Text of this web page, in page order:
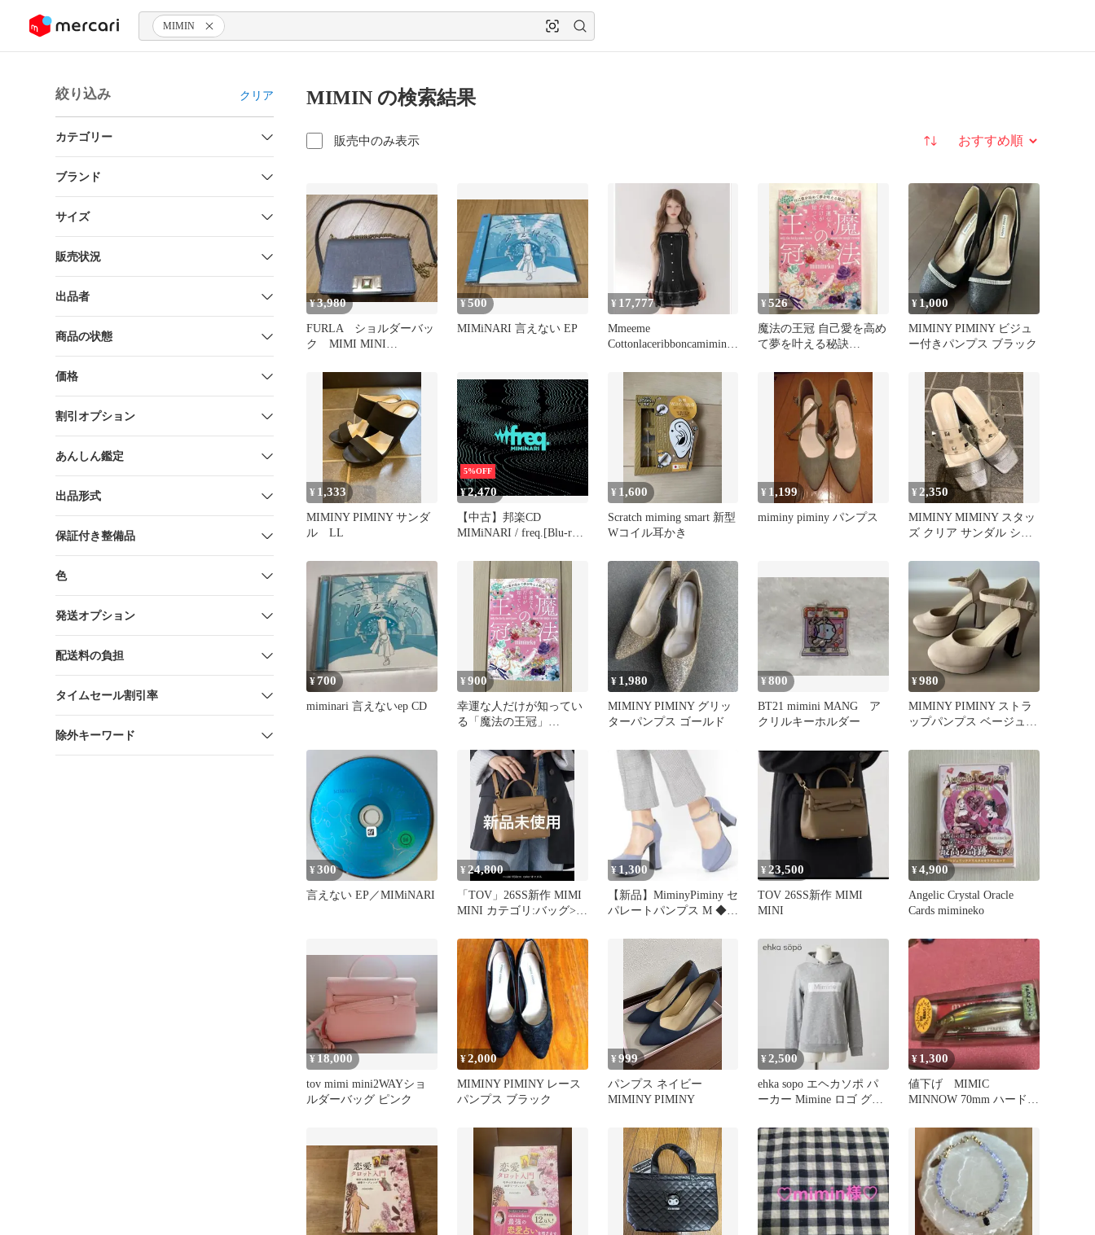
ツにスキップ MIMIN
絞り込み クリア
カテゴリー
ブランド
サイズ
販売状況
出品者
商品の状態
価格
割引オプション
あんしん鑑定
出品形式
保証付き整備品
色
発送オプション
配送料の負担
タイムセール割引率
除外キーワード
MIMIN の検索結果
販売中のみ表示 並び替え
¥3,980
FURLA ショルダーバッ
ク MIMI MINI
¥500
MIMiNARI 言えない EP
¥ 17,777
Mmeeme
Cottonlaceribboncamimini
¥526
魔法の王冠 自己愛を高め
て夢を叶える秘訣
¥ 1,000
MIMINY PIMINY ビジュ
ー付きパンプス ブラック
¥ 1,333
MIMINY PIMINY サンダ
ル LL
5%OFF
¥2,470
【中古】邦楽CD
MIMiNARI / freq.[Blu-ray
¥ 1,600
Scratch miming smart 新型
Wコイル耳かき
¥ 1,199
miminy piminy パンプス
¥ 2,350
MIMINY MIMINY スタッ
ズ クリア サンダル シル
¥700
miminari 言えないep CD
¥900
幸運な人だけが知ってい
る「魔法の王冠」
¥ 1,980
MIMINY PIMINY グリッ
ターパンプス ゴールド
¥800
BT21 mimini MANG ア
クリルキーホルダー
¥980
MIMINY PIMINY ストラ
ップパンプス ベージュ
¥300
言えない EP／MIMiNARI
¥ 24,800
「TOV」26SS新作 MIMI
MINI カテゴリ:バッグ>ハ
¥ 1,300
【新品】MiminyPiminy セ
パレートパンプス M ◆ミ
¥23,500
TOV 26SS新作 MIMI
MINI
¥4,900
Angelic Crystal Oracle
Cards mimineko
¥ 18,000
tov mimi mini2WAYショ
ルダーバッグ ピンク
¥2,000
MIMINY PIMINY レース
パンプス ブラック
¥999
パンプス ネイビー
MIMINY PIMINY
¥2,500
ehka sopo エヘカソポ パ
ーカー Mimine ロゴ グレ
¥ 1,300
値下げ MIMIC
MINNOW 70mm ハードル